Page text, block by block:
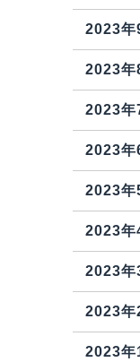
2023年
2023年
2023年
2023年
2023年
2023年
2023年
2023年
2023年